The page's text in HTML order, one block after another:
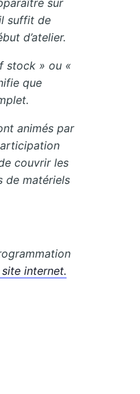
sur
suffit de
d’atelier.
stock » ou «
que
animés par
couvrir les
de matériels
internet.